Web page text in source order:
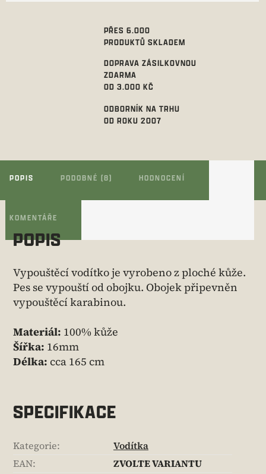
PŘES 6.000
PRODUKTŮ SKLADEM
DOPRAVA ZÁSILKOVNOU
ZDARMA
OD 3.000 KČ
ODBORNÍK NA TRHU
OD ROKU 2007
POPIS PODOBNÉ (8) HODNOCENÍ
KOMENTÁŘE
POPIS
Vypouštěcí vodítko je vyrobeno z ploché kůže.
Pes se vypouští od obojku. Obojek připevněn
vypouštěcí karabinou.
Materiál: 100% kůže
Šířka: 16mm
Délka: cca 165 cm
SPECIFIKACE
Kategorie:
Vodítka
EAN:
ZVOLTE VARIANTU